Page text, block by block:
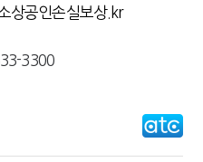
상공인손실보상.kr
3300